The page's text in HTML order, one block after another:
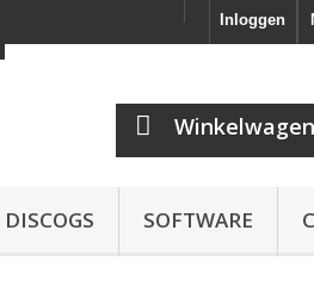
Inloggen
Winkelwagen
DISCOGS SOFTWARE